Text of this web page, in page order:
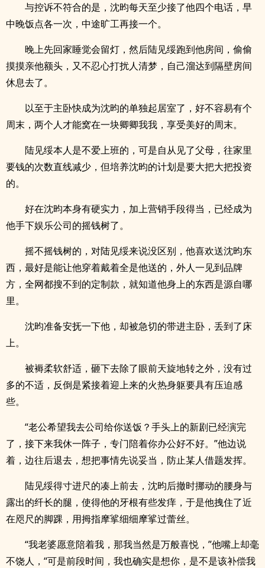
与控诉不符合的是，沈昀每天至少接了他四个电话，早
中晚饭点各一次，中途旷工再接一个。
晚上先回家睡觉会留灯，然后陆见绥跑到他房间，偷偷
摸摸亲他额头，又不忍心打扰人清梦，自己溜达到隔壁房间
休息去了。
以至于主卧快成为沈昀的单独起居室了，好不容易有个
周末，两个人才能窝在一块卿卿我我，享受美好的周末。
陆见绥本人是不爱上班的，可是自从见了父母，往家里
要钱的次数直线减少，但培养沈昀的计划是要大把大把投资
的。
好在沈昀本身有硬实力，加上营销手段得当，已经成为
他手下娱乐公司的摇钱树了。
摇不摇钱树的，对陆见绥来说没区别，他喜欢送沈昀东
西，最好是能让他穿着戴着全是他送的，外人一见到品牌
方，全网都搜不到的定制款，就知道他身上的东西是源自哪
里。
沈昀准备安抚一下他，却被急切的带进主卧，丢到了床
上。
被褥柔软舒适，砸下去除了眼前天旋地转之外，没有过
多的不适，反倒是紧接着迎上来的火热身躯要具有压迫感
些。
“老公希望我去公司给你送饭？手头上的新剧已经演完
了，接下来我休一阵子，专门陪着你办公好不好。”他边说
着，边往后退去，想把事情先说妥当，防止某人借题发挥。
陆见绥得寸进尺的凑上前去，沈昀后撤时挪动的腰身与
露出的纤长的腿，使得他的牙根有些发痒，于是他拽住了近
在咫尺的脚踝，用拇指摩挲细细摩挲过蕾丝。
“我老婆愿意陪着我，那我当然是万般喜悦，”他嘴上却毫
不饶人，“可是前段时间，我也确实是想你，是不是该补偿我